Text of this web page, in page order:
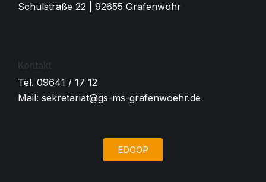
Schulstraße 22 | 92655 Grafenwöhr
Tel. 09641 / 17 12
Mail: sekretariat@gs-ms-grafenwoehr.de
EDOOP